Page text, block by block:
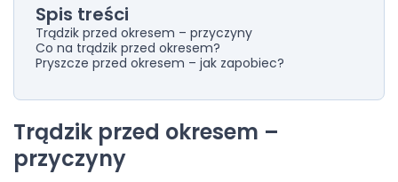
Spis treści
Trądzik przed okresem – przyczyny
Co na trądzik przed okresem?
Pryszcze przed okresem – jak zapobiec?
Trądzik przed okresem –
przyczyny